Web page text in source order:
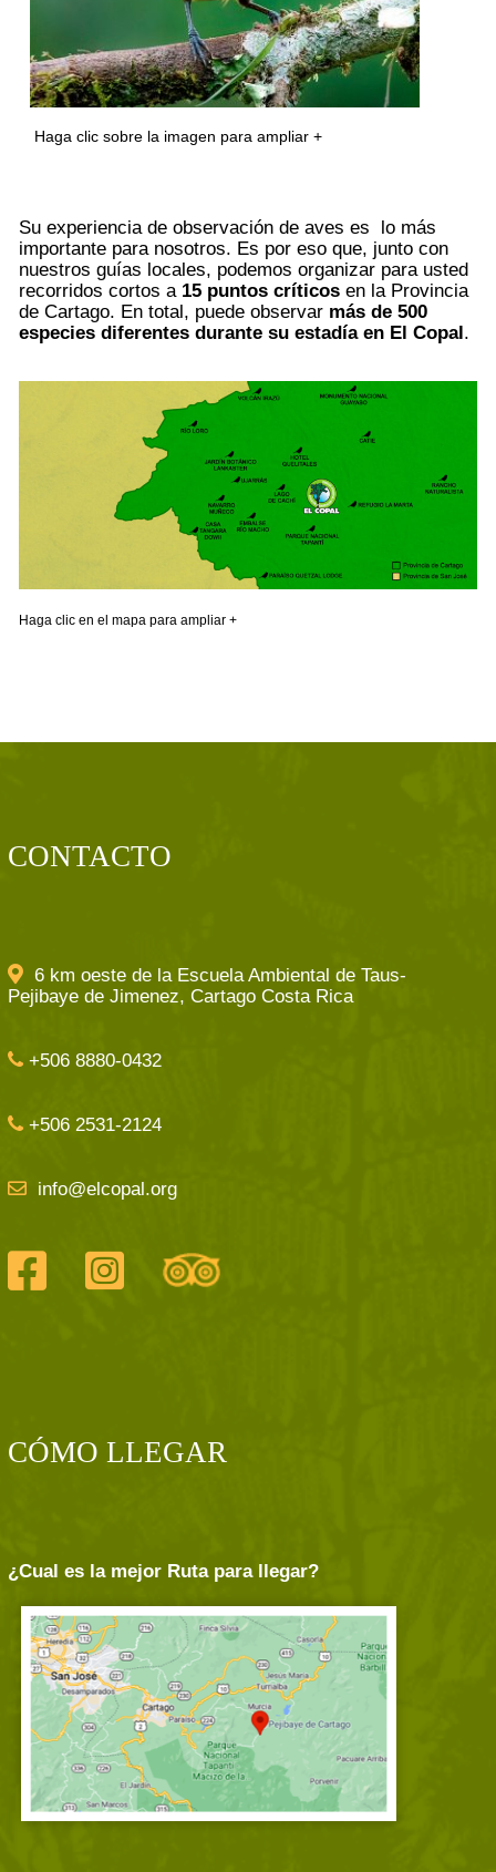
Haga clic sobre la imagen para ampliar +
Su experiencia de observación de aves es lo más
importante para nosotros. Es por eso que, junto con
nuestros guías locales, podemos organizar para usted
recorridos cortos a 15 puntos críticos en la Provincia
de Cartago. En total, puede observar más de 500
especies diferentes durante su estadía en El Copal .
Haga clic en el mapa para ampliar +
CONTACTO
6 km oeste de la Escuela Ambiental de Taus-
Pejibaye de Jimenez, Cartago Costa Rica
+506 8880-0432
+506 2531-2124
info@elcopal.org
CÓMO LLEGAR
¿Cual es la mejor Ruta para llegar?